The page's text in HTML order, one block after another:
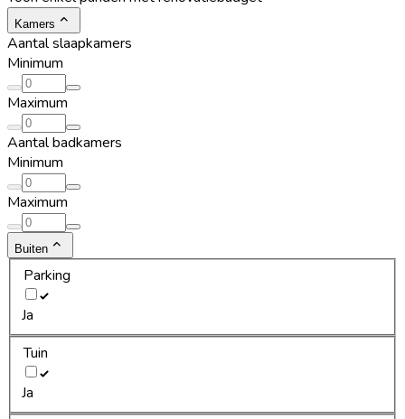
Kamers
Aantal slaapkamers
Minimum
Maximum
Aantal badkamers
Minimum
Maximum
Buiten
Parking
Ja
Tuin
Ja